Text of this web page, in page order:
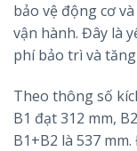
bảo vệ động cơ
vận hành. Đây là
phí bảo trì và
Theo thông số
B1 đạt 312 mm,
B1+B2 là 537